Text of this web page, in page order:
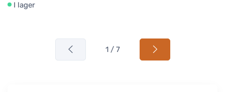
I lager
1 / 7